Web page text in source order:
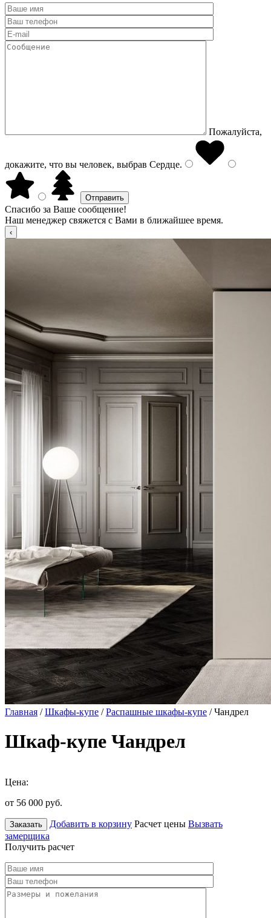
Пожалуйста,
докажите, что вы человек, выбрав Сердце.
Спасибо за Ваше сообщение!
Наш менеджер свяжется с Вами в ближайшее время.
Главная /Шкафы-купе /Распашные шкафы-купе / Чандрел
Шкаф-купе Чандрел
Цена:
от 56 000 руб.
Заказать Добавить в корзину Расчет цены Вызвать
замерщика
Получить расчет